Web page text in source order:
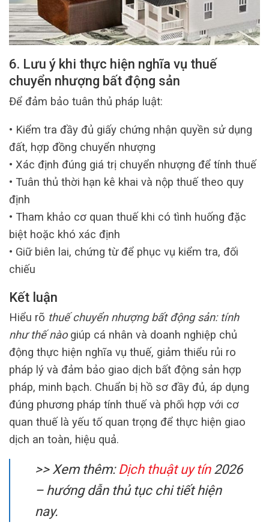
6. Lưu ý khi thực hiện nghĩa vụ thuế
chuyển nhượng bất động sản
Để đảm bảo tuân thủ pháp luật:
• Kiểm tra đầy đủ giấy chứng nhận quyền sử dụng
đất, hợp đồng chuyển nhượng
• Xác định đúng giá trị chuyển nhượng để tính thuế
• Tuân thủ thời hạn kê khai và nộp thuế theo quy
định
• Tham khảo cơ quan thuế khi có tình huống đặc
biệt hoặc khó xác định
• Giữ biên lai, chứng từ để phục vụ kiểm tra, đối
chiếu
Kết luận
Hiểu rõ thuế chuyển nhượng bất động sản: tính
như thế nàogiúp cá nhân và doanh nghiệp chủ
động thực hiện nghĩa vụ thuế, giảm thiểu rủi ro
pháp lý và đảm bảo giao dịch bất động sản hợp
pháp, minh bạch. Chuẩn bị hồ sơ đầy đủ, áp dụng
đúng phương pháp tính thuế và phối hợp với cơ
quan thuế là yếu tố quan trọng để thực hiện giao
dịch an toàn, hiệu quả.
>> Xem thêm: Dịch thuật uy tín2026
– hướng dẫn thủ tục chi tiết hiện
nay.